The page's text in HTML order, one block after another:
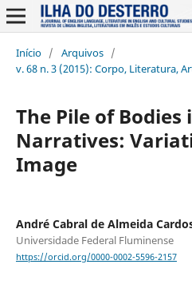
Início / Arquivos /
v. 68 n. 3 (2015): Corpo, Literatura,
The Pile of Bodies
Narratives:
Image
André Cabral de Almeida
Universidade Federal Fluminense
https://orcid.org/0000-0002-5596-2157